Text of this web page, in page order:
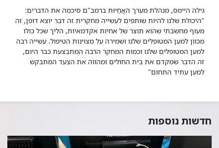
גילה היימס, מנהלת מערך האֲחָיוּת ברמב"ם סיכמה את הדברים:
"היכולת שלנו להיות שותפים לעשייה מחקרית זה דבר יוצא דופן, זה
מעוף מחשבתי שהוא תוצר של אחיות אקדמאיות, הליך שכל כולו
מכוון למען המטופלים שלנו ושמירה על מצוינות הטיפול. עשייה רבה
למען המטופלים שלנו וכמות המחקר הרבה המתבצעת כבר היום,
זה הדבר שמקדם את בית החולים ומהווה את הצעד המתבקש
למען עתיד התחום"
חדשות נוספות